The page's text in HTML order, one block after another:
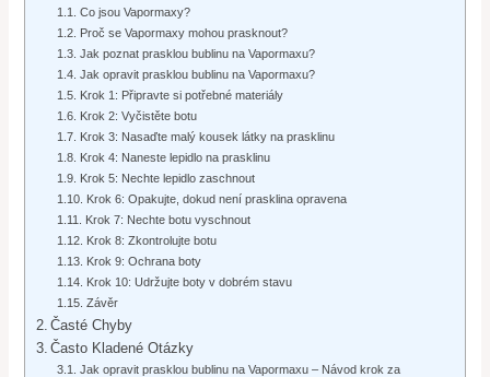
Co jsou Vapormaxy?
Proč se Vapormaxy mohou prasknout?
Jak poznat prasklou bublinu na Vapormaxu?
Jak opravit prasklou bublinu na Vapormaxu?
Krok 1: Připravte si potřebné materiály
Krok 2: Vyčistěte botu
Krok 3: Nasaďte malý kousek látky na prasklinu
Krok 4: Naneste lepidlo na prasklinu
Krok 5: Nechte lepidlo zaschnout
Krok 6: Opakujte, dokud není prasklina opravena
Krok 7: Nechte botu vyschnout
Krok 8: Zkontrolujte botu
Krok 9: Ochrana boty
Krok 10: Udržujte boty v dobrém stavu
Závěr
Časté Chyby
Často Kladené Otázky
Jak opravit prasklou bublinu na Vapormaxu – Návod krok za